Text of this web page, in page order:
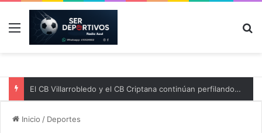
Menú
El CB Villarrobledo y el CB Criptana continúan perfilando sus plantillas
Inicio / Deportes